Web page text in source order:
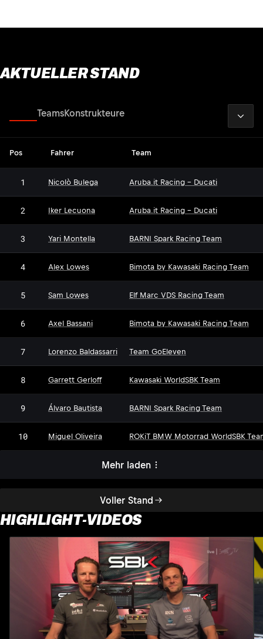
AKTUELLER STAND
Voller Stand
TeamsKonstrukteure
Pos Fahrer Team
1 Nicolò Bulega Aruba.it Racing - Ducati
2 Iker Lecuona Aruba.it Racing - Ducati
3 Yari Montella BARNI Spark Racing Team
4 Alex Lowes Bimota by Kawasaki Racing Team
5 Sam Lowes Elf Marc VDS Racing Team
6 Axel Bassani Bimota by Kawasaki Racing Team
7 Lorenzo Baldassarri Team GoEleven
8 Garrett Gerloff Kawasaki WorldSBK Team
9 Álvaro Bautista BARNI Spark Racing Team
10 Miguel Oliveira ROKiT BMW Motorrad WorldSBK
Mehr laden
HIGHLIGHT-VIDEOS